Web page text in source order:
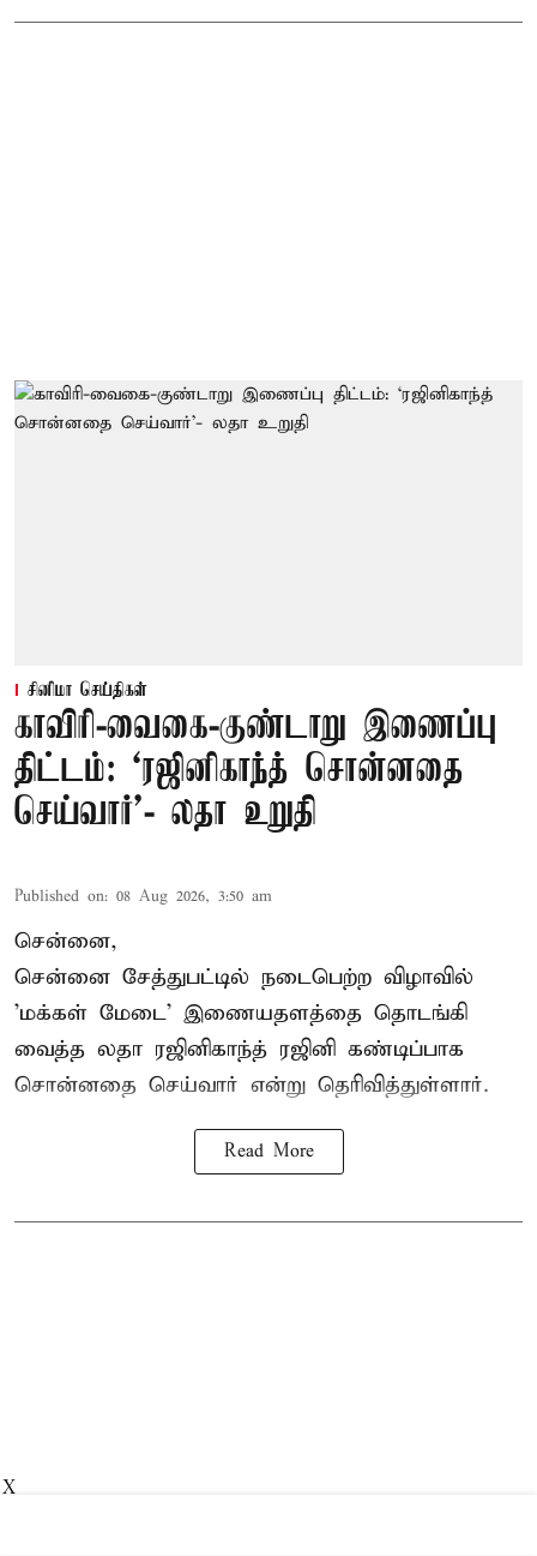
சினிமா செய்திகள்
காவிரி-வைகை-குண்டாறு இணைப்பு
திட்டம்: ‘ரஜினிகாந்த் சொன்னதை
செய்வார்’- லதா உறுதி
Published on: 08 Aug 2026, 3:50 am
சென்னை,
சென்னை சேத்துபட்டில் நடைபெற்ற விழாவில்
'மக்கள் மேடை' இணையதளத்தை தொடங்கி
வைத்த லதா ரஜினிகாந்த் ரஜினி கண்டிப்பாக
சொன்னதை செய்வார் என்று தெரிவித்துள்ளார்.
Read More
X